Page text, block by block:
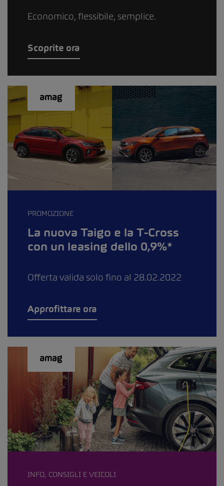
Economico, flessibile, semplice.
Scoprite ora
PROMOZIONE
La nuova Taigo e la T-Cross
con un leasing dello 0,9%*
Offerta valida solo fino al 28.02.2022
Approfittare ora
INFO, CONSIGLI E VEICOLI